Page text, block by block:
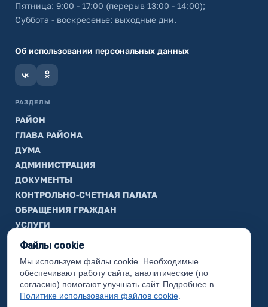
Пятница: 9:00 - 17:00 (перерыв 13:00 - 14:00);
Суббота - воскресенье: выходные дни.
Об использовании персональных данных
РАЗДЕЛЫ
РАЙОН
ГЛАВА РАЙОНА
ДУМА
АДМИНИСТРАЦИЯ
ДОКУМЕНТЫ
КОНТРОЛЬНО-СЧЕТНАЯ ПАЛАТА
ОБРАЩЕНИЯ ГРАЖДАН
УСЛУГИ
ТИК
ИНФОРМАЦИЯ
Законодательная карта
Карта сайта
Файлы cookie
Мы используем файлы cookie. Необходимые
обеспечивают работу сайта, аналитические (по
согласию) помогают улучшать сайт. Подробнее в
Политике использования файлов cookie